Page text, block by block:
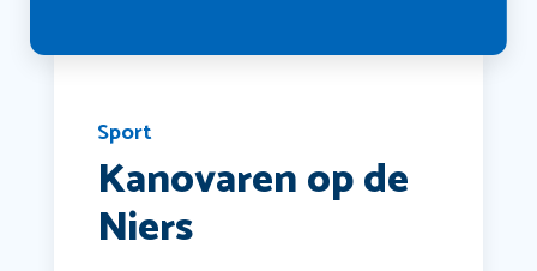
Sport
Kanovaren op de
Niers